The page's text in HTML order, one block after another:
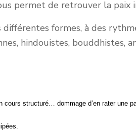
permet de retrouver la paix
formes, à des
hindouistes, bouddhistes,
cours structuré… dommage d’en rater une